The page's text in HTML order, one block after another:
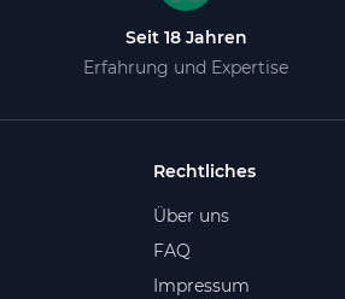
Seit 18 Jahren
Erfahrung und Expertise
Rechtliches
Über uns
FAQ
Impressum